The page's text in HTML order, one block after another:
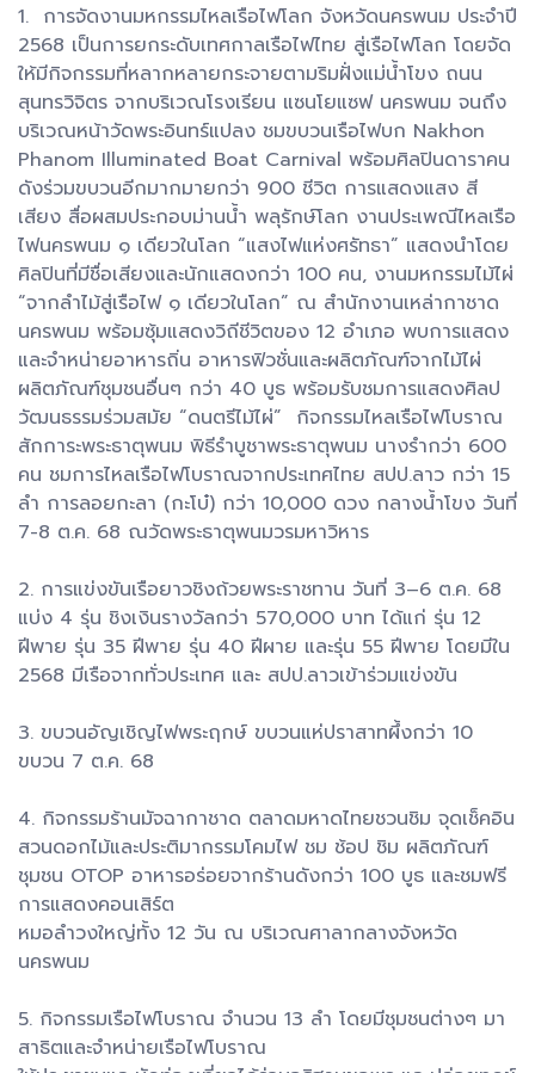
1. การจัดงานมหกรรมไหลเรือไฟโลก จังหวัดนครพนม ประจำปี
2568 เป็นการยกระดับเทศกาลเรือไฟไทย สู่เรือไฟโลก โดยจัด
ให้มีกิจกรรมที่หลากหลายกระจายตามริมฝั่งแม่น้ำโขง ถนน
สุนทรวิจิตร จากบริเวณโรงเรียน แซนโยแซฟ นครพนม จนถึง
บริเวณหน้าวัดพระอินทร์แปลง ชมขบวนเรือไฟบก Nakhon
Phanom Illuminated Boat Carnival พร้อมศิลปินดาราคน
ดังร่วมขบวนอีกมากมายกว่า 900 ชีวิต การแสดงแสง สี
เสียง สื่อผสมประกอบม่านน้ำ พลุรักษ์โลก งานประเพณีไหลเรือ
ไฟนครพนม ๑ เดียวในโลก “แสงไฟแห่งศรัทธา” แสดงนำโดย
ศิลปินที่มีชื่อเสียงและนักแสดงกว่า 100 คน, งานมหกรรมไม้ไผ่
“จากลำไม้สู่เรือไฟ ๑ เดียวในโลก” ณ สำนักงานเหล่ากาชาด
นครพนม พร้อมซุ้มแสดงวิถีชีวิตของ 12 อำเภอ พบการแสดง
และจำหน่ายอาหารถิ่น อาหารฟิวชั่นและผลิตภัณฑ์จากไม้ไผ่
ผลิตภัณฑ์ชุมชนอื่นๆ กว่า 40 บูธ พร้อมรับชมการแสดงศิลป
วัฒนธรรมร่วมสมัย “ดนตรีไม้ไผ่” กิจกรรมไหลเรือไฟโบราณ
สักการะพระธาตุพนม พิธีรำบูชาพระธาตุพนม นางรำกว่า 600
คน ชมการไหลเรือไฟโบราณจากประเทศไทย สปป.ลาว กว่า 15
ลำ การลอยกะลา (กะโบ๋) กว่า 10,000 ดวง กลางน้ำโขง วันที่
7-8 ต.ค. 68 ณวัดพระธาตุพนมวรมหาวิหาร
2. การแข่งขันเรือยาวชิงถ้วยพระราชทาน วันที่ 3–6 ต.ค. 68
แบ่ง 4 รุ่น ชิงเงินรางวัลกว่า 570,000 บาท ได้แก่ รุ่น 12
ฝีพาย รุ่น 35 ฝีพาย รุ่น 40 ฝีผาย และรุ่น 55 ฝีพาย โดยมีใน
2568 มีเรือจากทั่วประเทศ และ สปป.ลาวเข้าร่วมแข่งขัน
3. ขบวนอัญเชิญไฟพระฤกษ์ ขบวนแห่ปราสาทผึ้งกว่า 10
ขบวน 7 ต.ค. 68
4. กิจกรรมร้านมัจฉากาชาด ตลาดมหาดไทยชวนชิม จุดเช็คอิน
สวนดอกไม้และประติมากรรมโคมไฟ ชม ช้อป ชิม ผลิตภัณฑ์
ชุมชน OTOP อาหารอร่อยจากร้านดังกว่า 100 บูธ และชมฟรี
การแสดงคอนเสิร์ต
หมอลำวงใหญ่ทั้ง 12 วัน ณ บริเวณศาลากลางจังหวัด
นครพนม
5. กิจกรรมเรือไฟโบราณ จำนวน 13 ลำ โดยมีชุมชนต่างๆ มา
สาธิตและจำหน่ายเรือไฟโบราณ